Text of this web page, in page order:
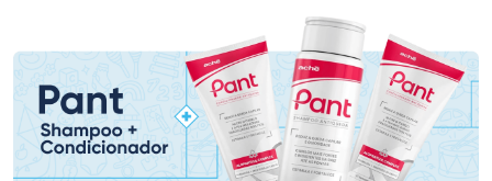
Promoção em Destaque